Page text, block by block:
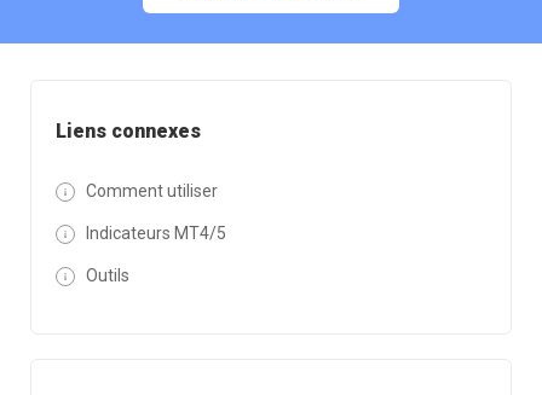
Liens connexes
Comment utiliser
Indicateurs MT4/5
Outils